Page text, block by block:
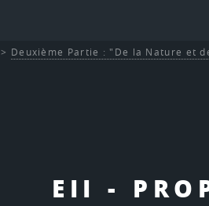
EII -
> Deuxième Partie : "De la Nature et